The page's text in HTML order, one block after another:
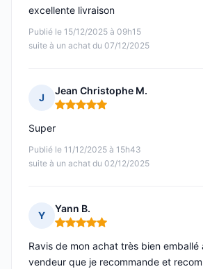
Publié le 15/12/2025 à 09h15
suite à un achat du 07/12/2025
excellente livraison
J
Jean Christophe M.
Note : 5 sur 5
Publié le 11/12/2025 à 15h43
suite à un achat du 02/12/2025
Super
Y
Yann B.
Note : 5 sur 5
Ravis de mon achat très bien emballé
vendeur que je recommande et